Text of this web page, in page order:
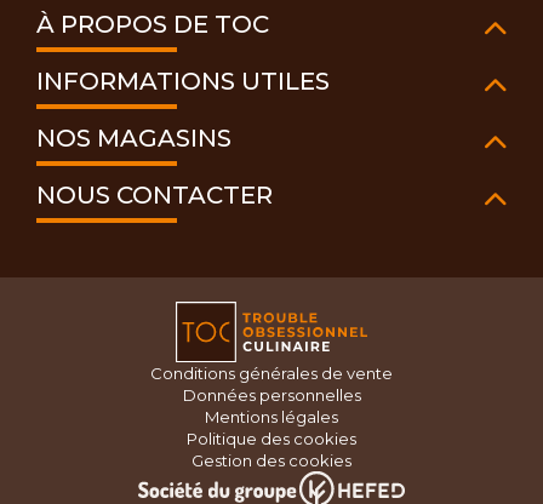
À PROPOS DE TOC
INFORMATIONS UTILES
NOS MAGASINS
NOUS CONTACTER
Conditions générales de vente
Données personnelles
Mentions légales
Politique des cookies
Gestion des cookies